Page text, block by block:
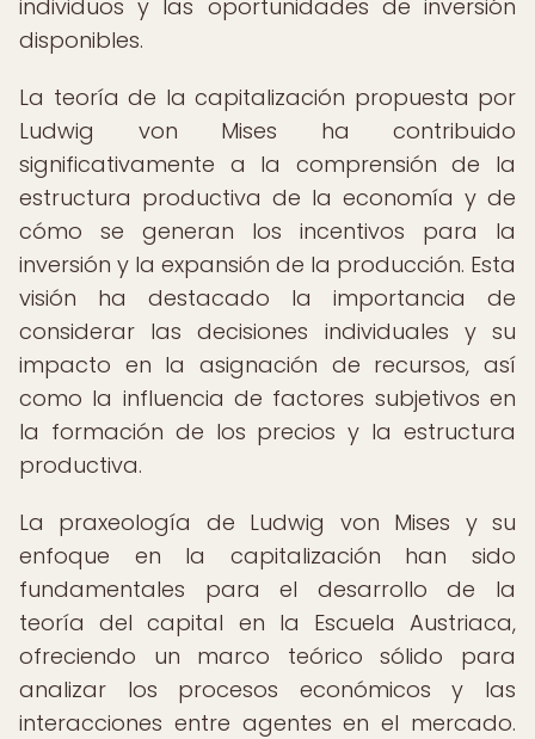
individuos y las oportunidades de inversión
disponibles.
La teoría de la capitalización propuesta por
Ludwig von Mises ha contribuido
significativamente a la comprensión de la
estructura productiva de la economía y de
cómo se generan los incentivos para la
inversión y la expansión de la producción. Esta
visión ha destacado la importancia de
considerar las decisiones individuales y su
impacto en la asignación de recursos, así
como la influencia de factores subjetivos en
la formación de los precios y la estructura
productiva.
La praxeología de Ludwig von Mises y su
enfoque en la capitalización han sido
fundamentales para el desarrollo de la
teoría del capital en la Escuela Austriaca,
ofreciendo un marco teórico sólido para
analizar los procesos económicos y las
interacciones entre agentes en el mercado.